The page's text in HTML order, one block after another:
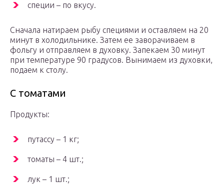
специи – по вкусу.
Сначала натираем рыбу специями и оставляем на 20
минут в холодильнике. Затем ее заворачиваем в
фольгу и отправляем в духовку. Запекаем 30 минут
при температуре 90 градусов. Вынимаем из духовки,
подаем к столу.
С томатами
Продукты:
путассу – 1 кг;
томаты – 4 шт.;
лук – 1 шт.;